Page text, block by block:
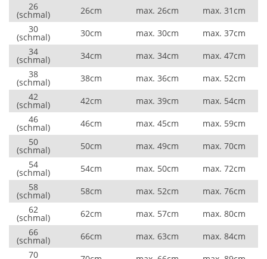
26
(schmal) 26cm max. 26cm
max. 31cm
30
(schmal) 30cm max. 30cm
max. 37cm
34
(schmal) 34cm max. 34cm
max. 47cm
38
(schmal) 38cm max. 36cm
max. 52cm
42
(schmal) 42cm max. 39cm
max. 54cm
46
(schmal) 46cm max. 45cm
max. 59cm
50
(schmal) 50cm max. 49cm
max. 70cm
54
(schmal) 54cm max. 50cm
max. 72cm
58
(schmal) 58cm max. 52cm
max. 76cm
62
(schmal) 62cm max. 57cm
max. 80cm
66
(schmal) 66cm max. 63cm
max. 84cm
70